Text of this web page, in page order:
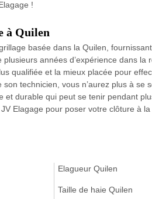
!
à Quilen
basée dans la Quilen,
années d’expérience dans la
qualifiée et la mieux placée pour
technicien, vous n’aurez plus à se
et durable qui peut se tenir pendant
Elagage pour poser votre clôture à la
Elagueur Quilen
Taille de haie Quilen